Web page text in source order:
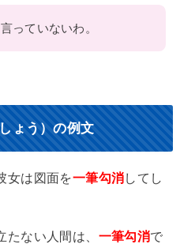
っていないわ。
ょう）の例文
女は図面を一筆勾消してし
ない人間は、 一筆勾消で